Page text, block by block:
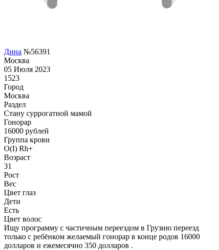
Дина №56391
Москва
05 Июля 2023
1523
Город
Москва
Раздел
Cтану суррогатной мамой
Гонoрар
16000 рублей
Группа крови
O(I) Rh+
Возраст
31
Рост
Вес
Цвет глаз
Дети
Есть
Цвет волос
Ищу программу с частичным переездом в Грузию переезд
только с ребёнком желаемый гонорар в конце родов 16000
долларов и ежемесячно 350 долларов .